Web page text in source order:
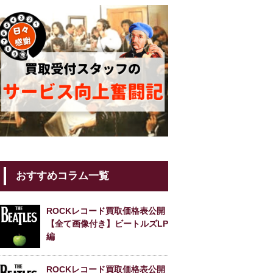
おすすめコラム一覧
ROCKレコード買取価格表公開
【全て画像付き】ビートルズLP
編
ROCKレコード買取価格表公開